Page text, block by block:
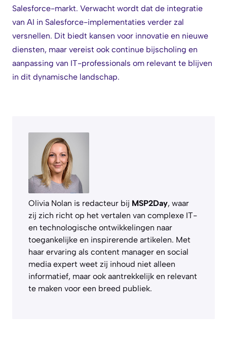
Salesforce-markt. Verwacht wordt dat de integratie
van AI in Salesforce-implementaties verder zal
versnellen. Dit biedt kansen voor innovatie en nieuwe
diensten, maar vereist ook continue bijscholing en
aanpassing van IT-professionals om relevant te blijven
in dit dynamische landschap.
Olivia Nolan is redacteur bij MSP2Day, waar
zij zich richt op het vertalen van complexe IT-
en technologische ontwikkelingen naar
toegankelijke en inspirerende artikelen. Met
haar ervaring als content manager en social
media expert weet zij inhoud niet alleen
informatief, maar ook aantrekkelijk en relevant
te maken voor een breed publiek.